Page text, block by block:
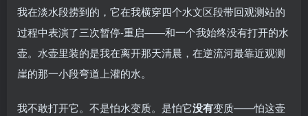
我在淡水段捞到的，它在我横穿四个水文区段带回观测站的
过程中表演了三次暂停-重启——和一个我始终没有打开的水
壶。水壶里装的是我在离开那天清晨，在逆流河最靠近观测
崖的那一小段弯道上灌的水。
我不敢打开它。不是怕水变质。是怕它没有变质——怕这壶